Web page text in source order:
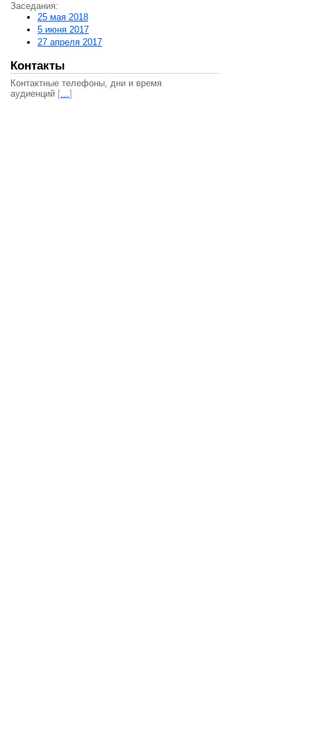
Заседания:
25 мая 2018
5 июня 2017
27 апреля 2017
Контакты
Контактные телефоны, дни и время
аудиенций […]